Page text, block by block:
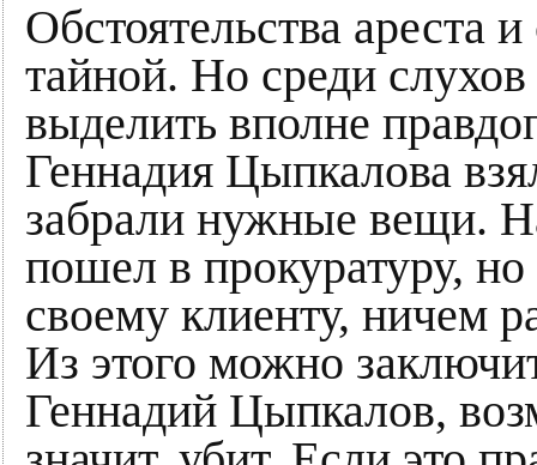
Обстоятельства ареста
тайной. Но среди
выделить вполне
Геннадия Цыпкалова
забрали нужные вещи.
пошел в прокуратуру, но
своему клиенту, ничем
Из этого можно
Геннадий Цыпкалов,